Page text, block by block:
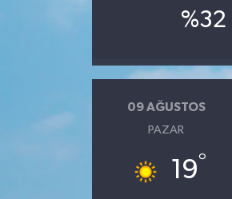
%32
09 AĞUSTOS
PAZAR
19°